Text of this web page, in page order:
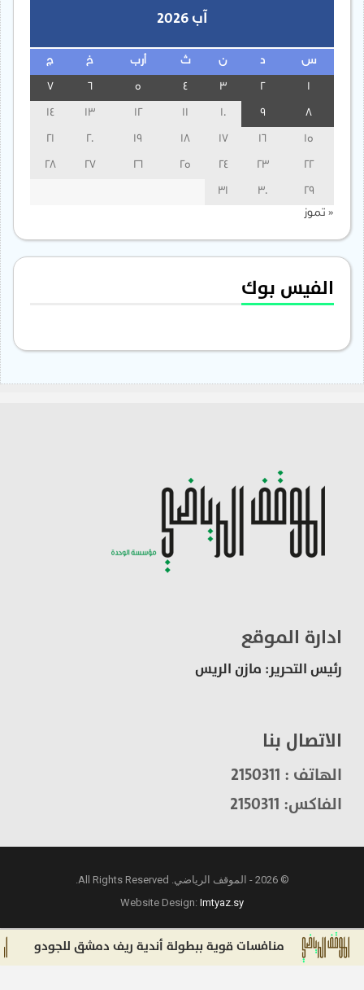
آب 2026
س ن ث أرب خ ج
3
13
14
15
16
17
18
19
20
21
22
23
24
25
26
27
28
29
30
31
« تموز
الفيس بوك
ادارة الموقع
رئيس التحرير: مازن الريس
الاتصال بنا
الهاتف : 2150311
الفاكس: 2150311
© 2026 - الموقف الرياضي. All Rights Reserved.
Website Design:Imtyaz.sy
منافسات قوية ببطولة أندية ريف دمشق للجودو